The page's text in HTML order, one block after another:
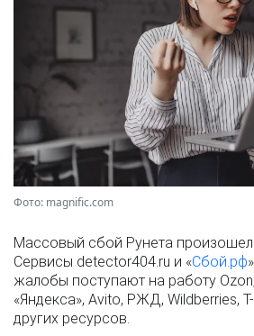
Фото: magnific.com
Массовый сбой Рунета произошел
Сервисы detector404.ru и «Сбой.рф
жалобы поступают на работу
«Яндекса», Avito, РЖД, Wildberries,
других ресурсов.